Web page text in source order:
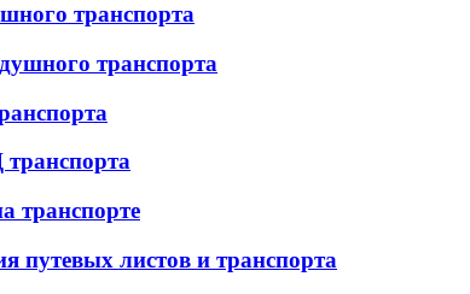
транспорта
транспорта
транспорте
путевых листов и транспорта